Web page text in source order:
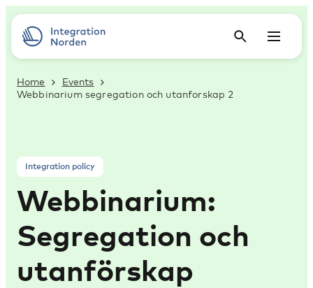
Home
Events
Webbinarium segregation och utanforskap 2
Integration policy
Webbinarium:
Segregation och
utanförskap